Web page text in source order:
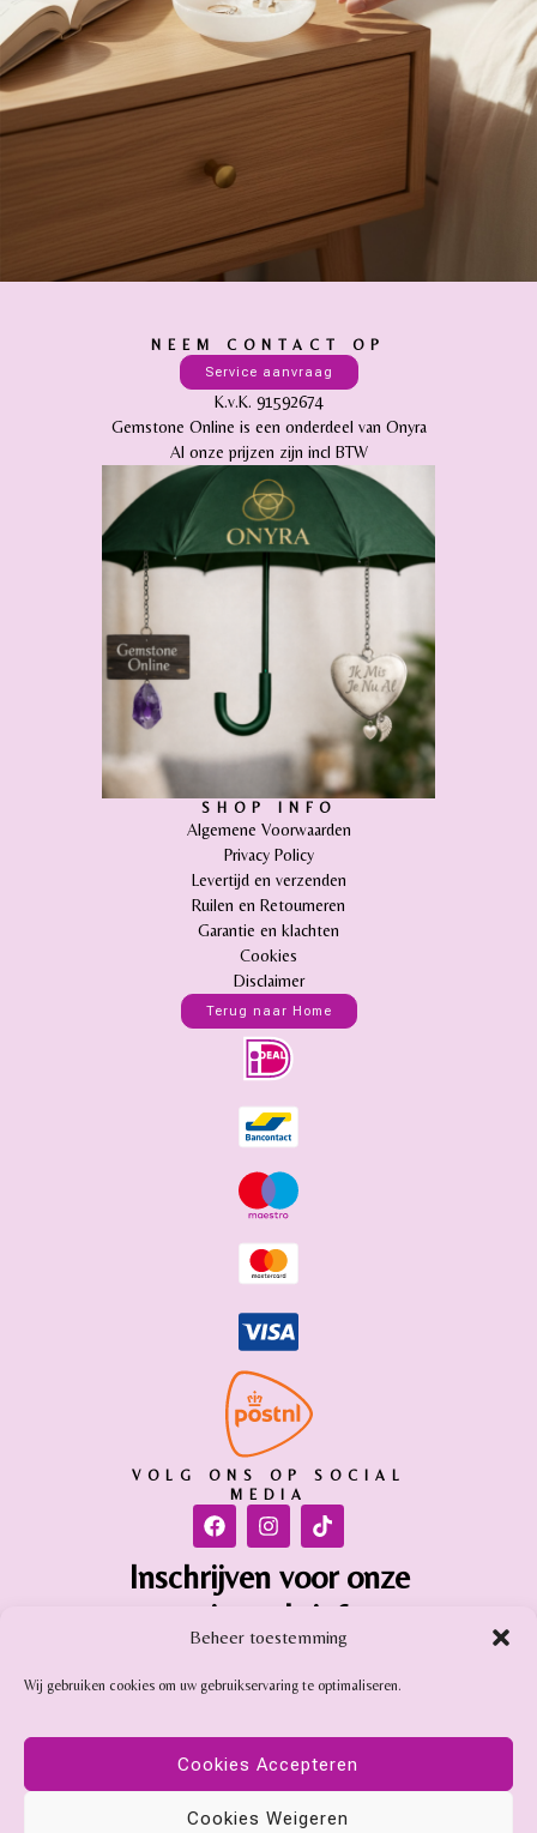
Beheer toestemming
Wij gebruiken cookies om uw gebruikservaring te optimaliseren.
Cookies Accepteren
Cookies Weigeren
NEEM CONTACT OP
Service aanvraag
K.v.K. 91592674
Gemstone Online is een onderdeel van Onyra
Al onze prijzen zijn incl BTW
SHOP INFO
Algemene Voorwaarden
Privacy Policy
Levertijd en verzenden
Ruilen en Retourneren
Garantie en klachten
Cookies
Disclaimer
Terug naar Home
VOLG ONS OP SOCIAL
MEDIA
Inschrijven voor onze
nieuwsbrief